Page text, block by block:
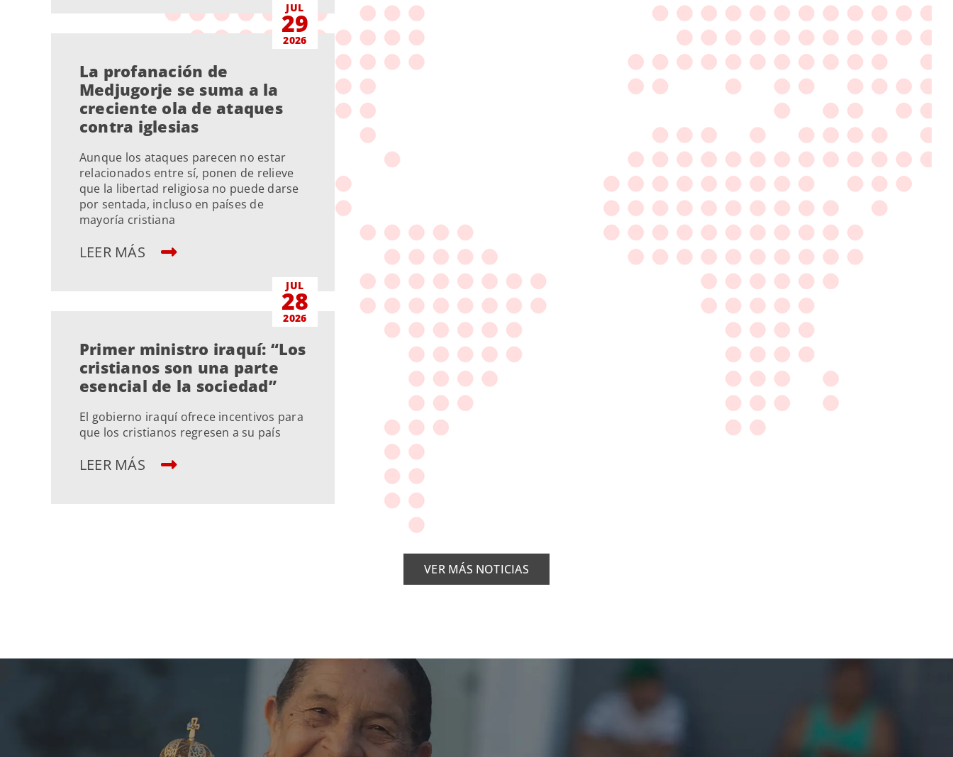
JUL
29
2026
La profanación de
Medjugorje se suma a la
creciente ola de ataques
contra iglesias
Aunque los ataques parecen no estar
relacionados entre sí, ponen de relieve
que la libertad religiosa no puede darse
por sentada, incluso en países de
mayoría cristiana
LEER MÁS
JUL
28
2026
Primer ministro iraquí: “Los
cristianos son una parte
esencial de la sociedad”
El gobierno iraquí ofrece incentivos para
que los cristianos regresen a su país
LEER MÁS
VER MÁS NOTICIAS